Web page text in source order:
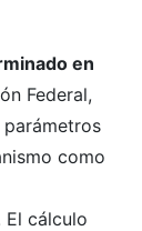
en
Federal,
como
El cálculo